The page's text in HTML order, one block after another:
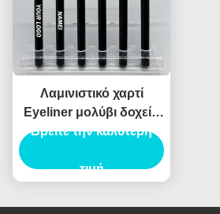
Λαμινιστικό χαρτί
Eyeliner μολύβι δοχείο
συσκευασίας σωλήνα
ενέσεις φούσκωμα
Βρείτε την καλύτερη
τιμή